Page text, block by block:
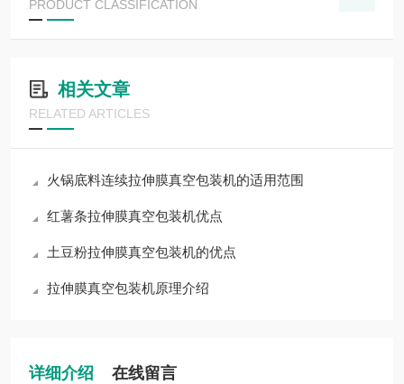
PRODUCT CLASSIFICATION
相关文章
RELATED ARTICLES
火锅底料连续拉伸膜真空包装机的适用范围
红薯条拉伸膜真空包装机优点
土豆粉拉伸膜真空包装机的优点
拉伸膜真空包装机原理介绍
详细介绍 在线留言